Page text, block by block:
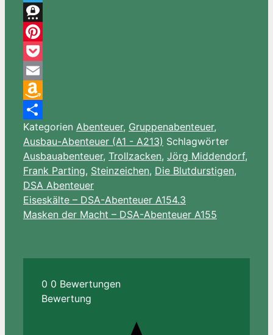
Telegram
Threema
Pinterest
Pocket
Email
Amazon
Wish
List
Teilen
Kategorien Abenteuer, Gruppenabenteuer,
Ausbau-Abenteuer (A1 - A213) Schlagwörter
Ausbauabenteuer, Trollzacken, Jörg Middendorf,
Frank Parting, Steinzeichen, Die Blutdurstigen,
DSA Abenteuer
Eiseskälte – DSA-Abenteuer A154.3
Masken der Macht – DSA-Abenteuer A155
0 0 Bewertungen
Bewertung